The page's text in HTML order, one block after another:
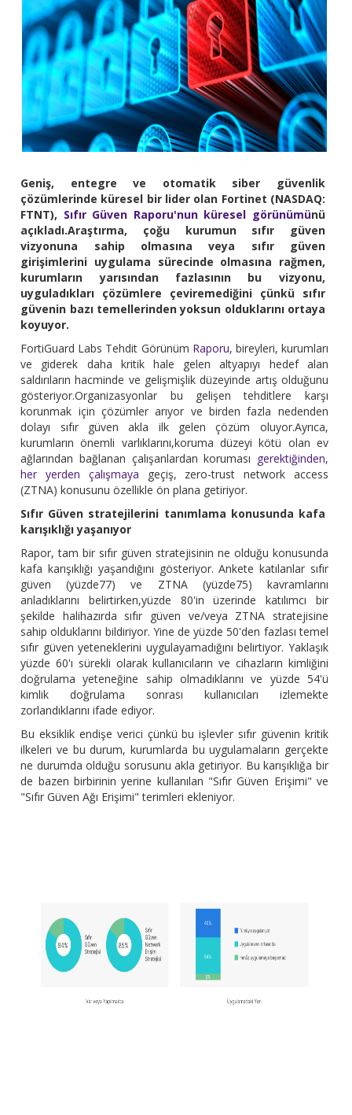
Geniş, entegre ve otomatik siber güvenlik
çözümlerinde küresel bir lider olan Fortinet (NASDAQ:
FTNT), Sıfır Güven Raporu'nun küresel görünümünü
açıkladı.Araştırma, çoğu kurumun sıfır güven
vizyonuna sahip olmasına veya sıfır güven
girişimlerini uygulama sürecinde olmasına rağmen,
kurumların yarısından fazlasının bu vizyonu,
uyguladıkları çözümlere çeviremediğini çünkü sıfır
güvenin bazı temellerinden yoksun olduklarını ortaya
koyuyor.
FortiGuard Labs Tehdit Görünüm Raporu, bireyleri, kurumları
ve giderek daha kritik hale gelen altyapıyı hedef alan
saldırıların hacminde ve gelişmişlik düzeyinde artış olduğunu
gösteriyor.Organizasyonlar bu gelişen tehditlere karşı
korunmak için çözümler arıyor ve birden fazla nedenden
dolayı sıfır güven akla ilk gelen çözüm oluyor.Ayrıca,
kurumların önemli varlıklarını,koruma düzeyi kötü olan ev
ağlarından bağlanan çalışanlardan koruması gerektiğinden,
her yerden çalışmaya geçiş, zero-trust network access
(ZTNA) konusunu özellikle ön plana getiriyor.
Sıfır Güven stratejilerini tanımlama konusunda kafa
karışıklığı yaşanıyor
Rapor, tam bir sıfır güven stratejisinin ne olduğu konusunda
kafa karışıklığı yaşandığını gösteriyor. Ankete katılanlar sıfır
güven (yüzde77) ve ZTNA (yüzde75) kavramlarını
anladıklarını belirtirken,yüzde 80'in üzerinde katılımcı bir
şekilde halihazırda sıfır güven ve/veya ZTNA stratejisine
sahip olduklarını bildiriyor. Yine de yüzde 50'den fazlası temel
sıfır güven yeteneklerini uygulayamadığını belirtiyor. Yaklaşık
yüzde 60'ı sürekli olarak kullanıcıların ve cihazların kimliğini
doğrulama yeteneğine sahip olmadıklarını ve yüzde 54'ü
kimlik doğrulama sonrası kullanıcıları izlemekte
zorlandıklarını ifade ediyor.
Bu eksiklik endişe verici çünkü bu işlevler sıfır güvenin kritik
ilkeleri ve bu durum, kurumlarda bu uygulamaların gerçekte
ne durumda olduğu sorusunu akla getiriyor. Bu karışıklığa bir
de bazen birbirinin yerine kullanılan "Sıfır Güven Erişimi" ve
"Sıfır Güven Ağı Erişimi" terimleri ekleniyor.